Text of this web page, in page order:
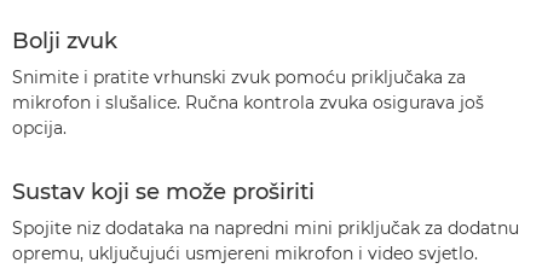
Bolji zvuk
Snimite i pratite vrhunski zvuk pomoću priključaka za
mikrofon i slušalice. Ručna kontrola zvuka osigurava još
opcija.
Sustav koji se može proširiti
Spojite niz dodataka na napredni mini priključak za dodatnu
opremu, uključujući usmjereni mikrofon i video svjetlo.